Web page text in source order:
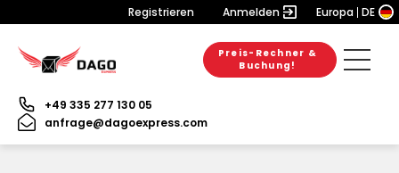
Registrieren Anmelden Europa DE
Preis-Rechner &
Buchung!
+49 335 277 130 05
anfrage@dagoexpress.com